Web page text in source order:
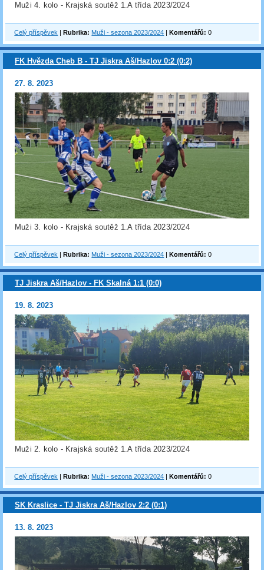
Muži 4. kolo - Krajská soutěž 1.A třída 2023/2024
Celý příspěvek Rubrika: Muži - sezona 2023/2024 Komentářů: 0
FK Hvězda Cheb B - TJ Jiskra Aš/Hazlov 0:2 (0:2)
27. 8. 2023
Muži 3. kolo - Krajská soutěž 1.A třída 2023/2024
Celý příspěvek |Rubrika: Muži - sezona 2023/2024 |Komentářů: 0
TJ Jiskra Aš/Hazlov - FK Skalná 1:1 (0:0)
19. 8. 2023
Muži 2. kolo - Krajská soutěž 1.A třída 2023/2024
Celý příspěvek Rubrika: Muži - sezona 2023/2024 Komentářů: 0
SK Kraslice - TJ Jiskra Aš/Hazlov 2:2 (0:1)
13. 8. 2023